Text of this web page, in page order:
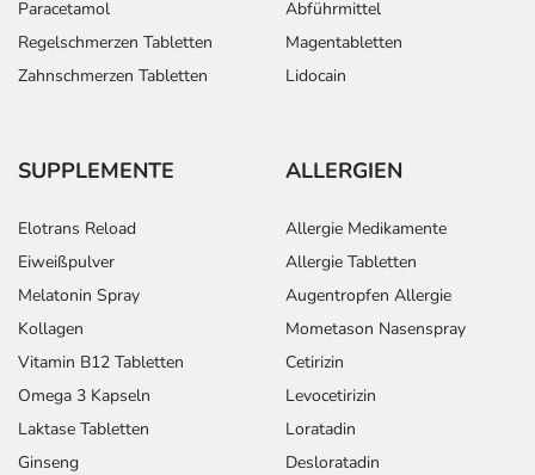
Paracetamol
Regelschmerzen Tabletten
Zahnschmerzen Tabletten
Abführmittel
Magentabletten
Lidocain
SUPPLEMENTE
Elotrans Reload
Eiweißpulver
Melatonin Spray
Kollagen
Vitamin B12 Tabletten
Omega 3 Kapseln
Laktase Tabletten
Ginseng
ALLERGIEN
Allergie Medikamente
Allergie Tabletten
Augentropfen Allergie
Mometason Nasenspray
Cetirizin
Levocetirizin
Loratadin
Desloratadin